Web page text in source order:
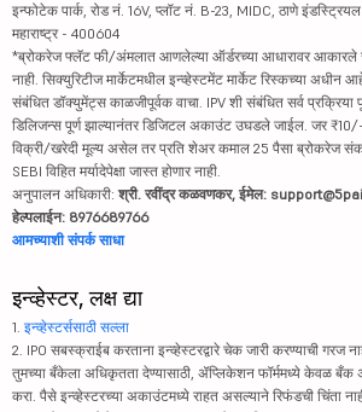
इन्फोटेक पार्क, रोड नं. 16V, प्लॉट नं. B-23, MIDC, ठाणे इंडस्ट्रियल
महाराष्ट्र - 400604
*ब्रोकरेज फ्लॅट फी/अंमलात आणलेल्या ऑर्डरच्या आधारावर आकारले
नाही. सिक्युरिटीज मार्केटमधील इन्व्हेस्टमेंट मार्केट रिस्कच्या अधीन
संबंधित डॉक्युमेंट्स काळजीपूर्वक वाचा. IPV शी संबंधित सर्व
डिलिजन्स पूर्ण झाल्यानंतर डिजिटल अकाउंट उघडले जाईल. जर ₹10/-
विक्री/खरेदी मूल्य असेल तर प्रति शेअर कमाल 25 पैसा ब्रोकरेज
SEBI विहित मर्यादेपेक्षा जास्त होणार नाही.
अनुपालन अधिकारी: श्री. रवींद्र कळवणकर, ईमेल:
हेल्पलाईन: 8976689766
आमच्याशी संपर्क साधा
इन्व्हेस्टर, लक्ष द्या
1. इन्व्हेस्टर्ससाठी सल्ला
2. IPO सबस्क्राईब करताना इन्व्हेस्टरद्वारे चेक जारी करण्याची गरज
तुमच्या बँकेला अधिकृतता देण्यासाठी, ॲप्लिकेशन फॉर्ममध्ये केवळ बँक
करा. पैसे इन्व्हेस्टरच्या अकाउंटमध्ये राहत असल्याने रिफंडची चिंता